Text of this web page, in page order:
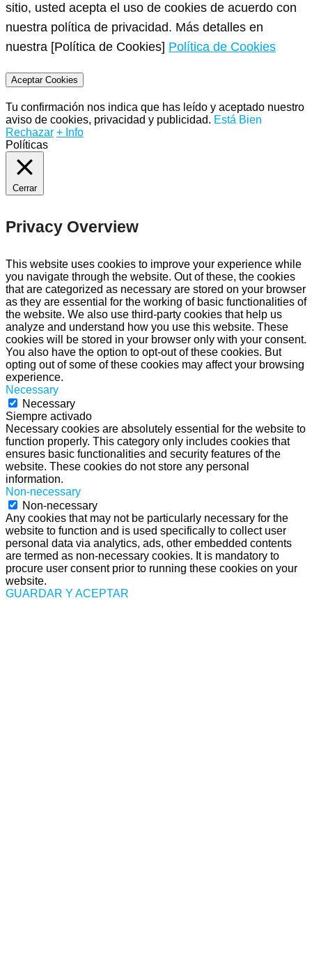
sitio, usted acepta el uso de cookies de acuerdo con
nuestra política de privacidad. Más detalles en
nuestra [Política de Cookies] Política de Cookies
Aceptar Cookies
Tu confirmación nos indica que has leído y aceptado nuestro
aviso de cookies, privacidad y publicidad. Está Bien
Rechazar + Info
Políticas
Cerrar
Privacy Overview
This website uses cookies to improve your experience while
you navigate through the website. Out of these, the cookies
that are categorized as necessary are stored on your browser
as they are essential for the working of basic functionalities of
the website. We also use third-party cookies that help us
analyze and understand how you use this website. These
cookies will be stored in your browser only with your consent.
You also have the option to opt-out of these cookies. But
opting out of some of these cookies may affect your browsing
experience.
Necessary
Necessary
Siempre activado
Necessary cookies are absolutely essential for the website to
function properly. This category only includes cookies that
ensures basic functionalities and security features of the
website. These cookies do not store any personal
information.
Non-necessary
Non-necessary
Any cookies that may not be particularly necessary for the
website to function and is used specifically to collect user
personal data via analytics, ads, other embedded contents
are termed as non-necessary cookies. It is mandatory to
procure user consent prior to running these cookies on your
website.
GUARDAR Y ACEPTAR